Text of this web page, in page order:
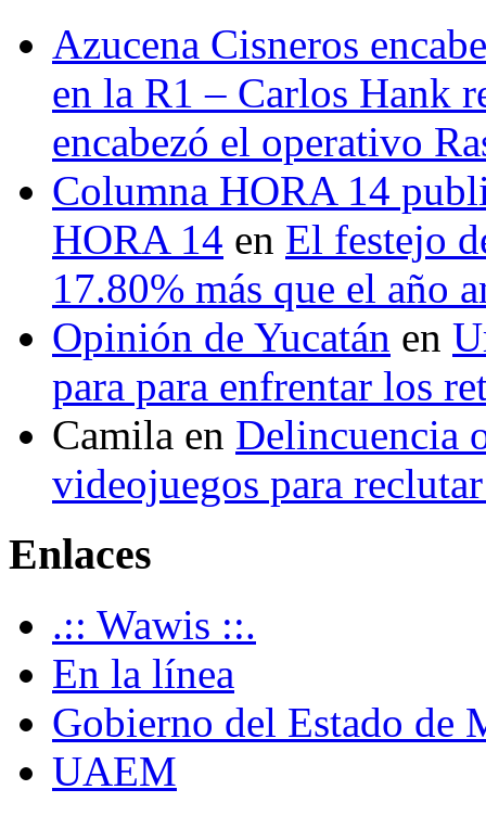
Azucena Cisneros
en la R1 – Carlos Hank
encabezó el operativo
Columna HORA 14
HORA 14 en El festejo
17.80% más que el año
Opinión de Yucatán en
para para enfrentar los
Camila en Delincuencia
videojuegos para
Enlaces
.:: Wawis ::.
En la línea
Gobierno del Estado de
UAEM